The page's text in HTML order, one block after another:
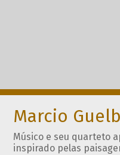
Marcio
Músico e seu quarteto
inspirado pelas